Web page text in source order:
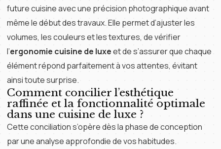
future cuisine avec une précision photographique avant
même le début des travaux. Elle permet d’ajuster les
volumes, les couleurs et les textures, de vérifier
l’ergonomie cuisine de luxeet de s’assurer que chaque
élément répond parfaitement à vos attentes, évitant
ainsi toute surprise.
Comment concilier l’esthétique
raffinée et la fonctionnalité optimale
dans une cuisine de luxe ?
Cette conciliation s’opère dès la phase de conception
par une analyse approfondie de vos habitudes.